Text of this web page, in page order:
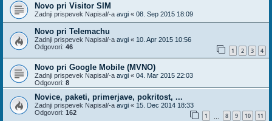
Novo pri Visitor SIM
Zadnji prispevek Napisal/-a avgi « 08. Sep 2015 18:09
Novo pri Telemachu
Zadnji prispevek Napisal/-a avgi « 10. Apr 2015 10:56
Odgovori: 46 1 2 3 4
Novo pri Google Mobile (MVNO)
Zadnji prispevek Napisal/-a avgi « 04. Mar 2015 22:03
Odgovori: 8
Novice, paketi, primerjave, pokritost, ...
Zadnji prispevek Napisal/-a avgi « 15. Dec 2014 18:33
Odgovori: 162 1 8 9 10 11